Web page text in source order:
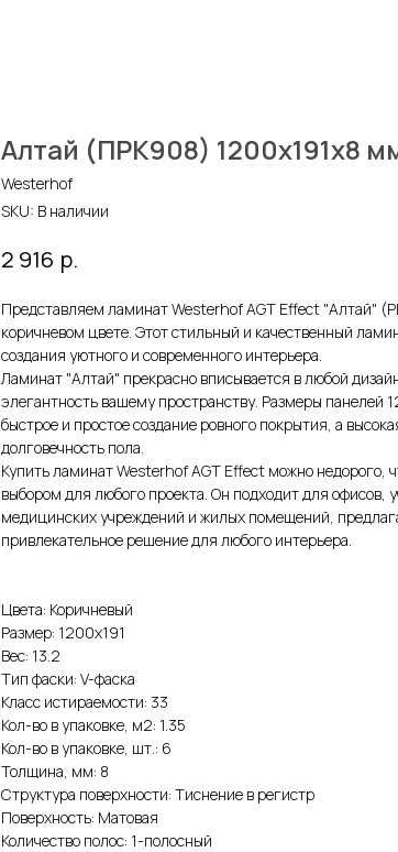
Алтай (ПРК908) 1200x191x8
Westerhof
SKU: В наличии
2 916 р.
Представляем ламинат Westerhof AGT Effect "Алтай"
коричневом цвете. Этот стильный и качественный
создания уютного и современного интерьера.
Ламинат "Алтай" прекрасно вписывается в любой
элегантность вашему пространству. Размеры панелей
быстрое и простое создание ровного покрытия, а
долговечность пола.
Купить ламинат Westerhof AGT Effect можно недорого,
выбором для любого проекта. Он подходит для офисов,
медицинских учреждений и жилых помещений,
привлекательное решение для любого интерьера.
Цвета: Коричневый
Размер: 1200x191
Вес: 13.2
Тип фаски: V-фаска
Класс истираемости: 33
Кол-во в упаковке, м2: 1.35
Кол-во в упаковке, шт.: 6
Толщина, мм: 8
Структура поверхности: Тиснение в регистр
Поверхность: Матовая
Количество полос: 1-полосный